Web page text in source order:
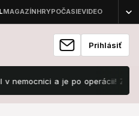
Prihlásiť
a je po operácii! Z jeho